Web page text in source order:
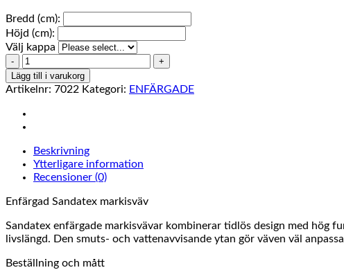
Bredd (cm):
Höjd (cm):
Välj kappa
Sandatex
5422-
13
Lägg till i varukorg
Artikelnr: 7022 Kategori: ENFÄRGADE
Beskrivning
Ytterligare information
Recensioner (0)
Enfärgad Sandatex markisväv
Sandatex enfärgade markisvävar kombinerar tidlös design med hög
livslängd. Den smuts- och vattenavvisande ytan gör väven väl
Beställning och mått